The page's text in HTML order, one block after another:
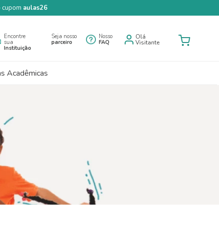
aulas26
Encontre
sua
Instituição
Seja nosso
parceiro
Nosso
FAQ
Olá
Visitante
Acadêmicas